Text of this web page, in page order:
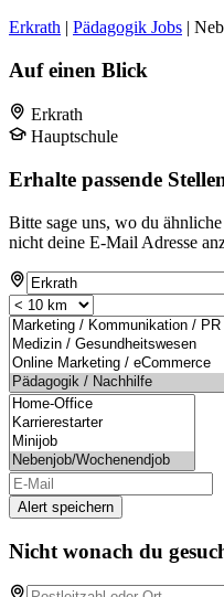
Erkrath | Pädagogik Jobs |
Auf einen Blick
Erkrath
Hauptschule
Erhalte passende
Bitte sage uns, wo du
nicht deine E-Mail Adresse
Alert speichern
Nicht wonach du